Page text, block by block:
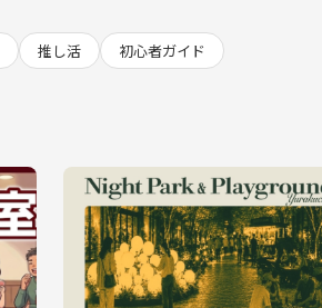
推し活 初心者ガイド